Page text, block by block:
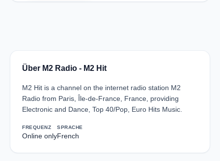
Über M2 Radio - M2 Hit
M2 Hit is a channel on the internet radio station M2
Radio from Paris, Île-de-France, France, providing
Electronic and Dance, Top 40/Pop, Euro Hits Music.
FREQUENZ
Online only
SPRACHE
French